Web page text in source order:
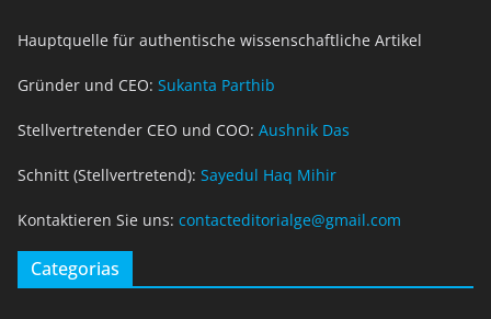
Hauptquelle für authentische wissenschaftliche Artikel
Gründer und CEO: Sukanta Parthib
Stellvertretender CEO und COO: Aushnik Das
Schnitt (Stellvertretend): Sayedul Haq Mihir
Kontaktieren Sie uns: contacteditorialge@gmail.com
Categorias